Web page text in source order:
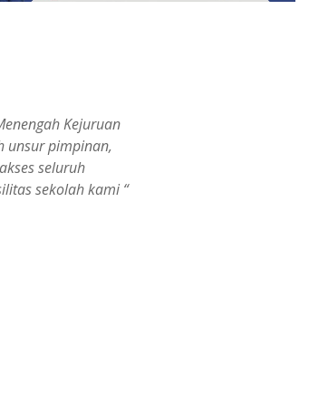
Kejuruan
unsur pimpinan,
seluruh
sekolah kami “